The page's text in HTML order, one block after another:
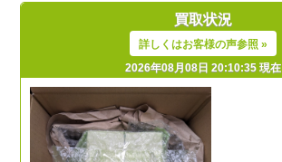
買取状況
詳しくはお客様の声参照 »
2026年08月08日 20:10:35 現在